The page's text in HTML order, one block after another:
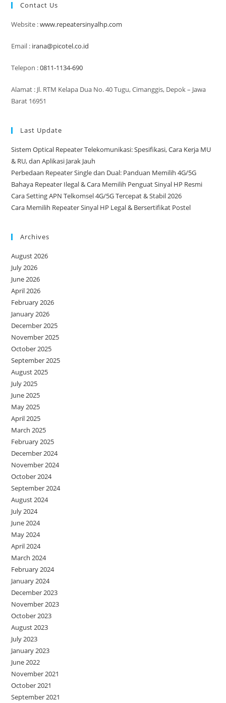
Contact Us
Website :www.repeatersinyalhp.com
Email : irana@picotel.co.id
Telepon :0811-1134-690
Alamat : Jl. RTM Kelapa Dua No. 40 Tugu, Cimanggis, Depok – Jawa
Barat 16951
Last Update
Sistem Optical Repeater Telekomunikasi: Spesifikasi, Cara Kerja MU
& RU, dan Aplikasi Jarak Jauh
Perbedaan Repeater Single dan Dual: Panduan Memilih 4G/5G
Bahaya Repeater Ilegal & Cara Memilih Penguat Sinyal HP Resmi
Cara Setting APN Telkomsel 4G/5G Tercepat & Stabil 2026
Cara Memilih Repeater Sinyal HP Legal & Bersertifikat Postel
Archives
August 2026
July 2026
June 2026
April 2026
February 2026
January 2026
December 2025
November 2025
October 2025
September 2025
August 2025
July 2025
June 2025
May 2025
April 2025
March 2025
February 2025
December 2024
November 2024
October 2024
September 2024
August 2024
July 2024
June 2024
May 2024
April 2024
March 2024
February 2024
January 2024
December 2023
November 2023
October 2023
August 2023
July 2023
January 2023
June 2022
November 2021
October 2021
September 2021